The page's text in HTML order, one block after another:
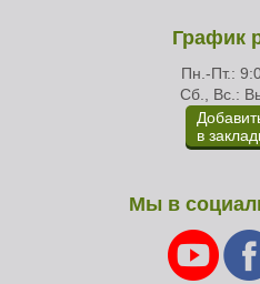
График
Пн.-Пт.:
Сб., Вс.:
в
Мы в